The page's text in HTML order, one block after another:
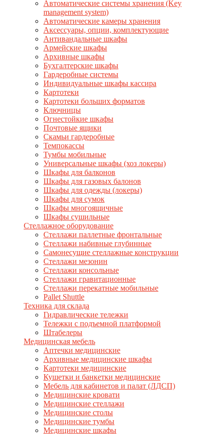
Автоматические системы хранения (Key
management system)
Автоматические камеры хранения
Аксессуары, опции, комплектующие
Антивандальные шкафы
Армейские шкафы
Архивные шкафы
Бухгалтерские шкафы
Гардеробные системы
Индивидуальные шкафы кассира
Картотеки
Картотеки больших форматов
Ключницы
Огнестойкие шкафы
Почтовые ящики
Скамьи гардеробные
Темпокассы
Тумбы мобильные
Универсальные шкафы (хоз локеры)
Шкафы для балконов
Шкафы для газовых балонов
Шкафы для одежды (локеры)
Шкафы для сумок
Шкафы многоящичные
Шкафы сушильные
Стеллажное оборудование
Стеллажи паллетные фронтальные
Стеллажи набивные глубинные
Самонесущие стеллажные конструкции
Стеллажи мезонин
Стеллажи консольные
Стеллажи гравитационные
Стеллажи перекатные мобильные
Pallet Shuttle
Техника для склада
Гидравлические тележки
Тележки с подъемной платформой
Штабелеры
Медицинская мебель
Аптечки медицинские
Архивные медицинские шкафы
Картотеки медицинские
Кушетки и банкетки медицинские
Мебель для кабинетов и палат (ЛДСП)
Медицинские кровати
Медицинские стеллажи
Медицинские столы
Медицинские тумбы
Медицинские шкафы